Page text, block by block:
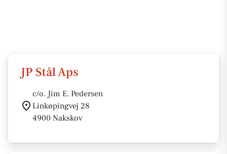
JP Stål Aps
c/o. Jim E. Pedersen
Linkøpingvej 28
4900 Nakskov